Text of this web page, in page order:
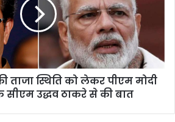
ताजा स्थिति को लेकर पीएम मोदी
सीएम उद्धव ठाकरे से की बात